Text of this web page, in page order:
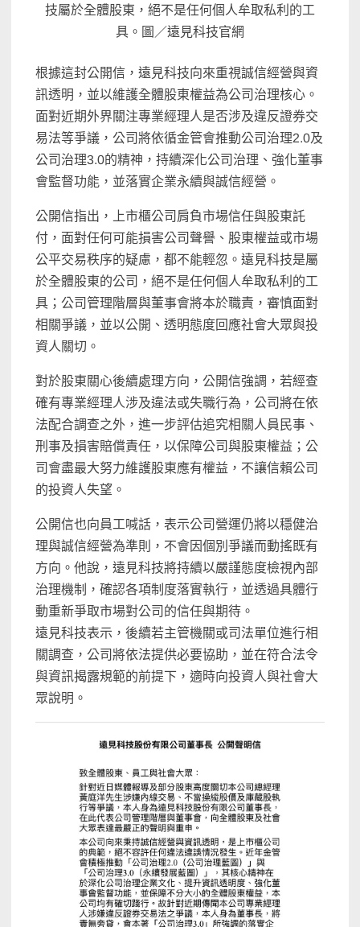
技屬於全體股東，絕不是任何個人牟取私利的工
具。圖／遠見科技官網
根據這封公開信，遠見科技向來重視誠信經營與資
訊透明，並以維護全體股東權益為公司治理核心。
面對近期外界關注專業經理人是否涉及違反證券交
易法等爭議，公司將依循金管會推動公司治理2.0及
公司治理3.0的精神，持續深化公司治理、強化董事
會監督功能，並落實企業永續與誠信經營。
公開信指出，上市櫃公司肩負市場信任與股東託
付，面對任何可能損害公司聲譽、股東權益或市場
公平交易秩序的疑慮，都不能輕忽。遠見科技是屬
於全體股東的公司，絕不是任何個人牟取私利的工
具；公司管理階層與董事會將本於職責，審慎面對
相關爭議，並以公開、透明態度回應社會大眾與投
資人關切。
對於股東關心後續處理方向，公開信強調，若經查
確有專業經理人涉及違法或失職行為，公司將在依
法配合調查之外，進一步評估追究相關人員民事、
刑事及損害賠償責任，以保障公司與股東權益；公
司會盡最大努力維護股東應有權益，不讓信賴公司
的投資人失望。
公開信也向員工喊話，表示公司營運仍將以穩健治
理與誠信經營為準則，不會因個別爭議而動搖既有
方向。他說，遠見科技將持續以嚴謹態度檢視內部
治理機制，確認各項制度落實執行，並透過具體行
動重新爭取市場對公司的信任與期待。
遠見科技表示，後續若主管機關或司法單位進行相
關調查，公司將依法提供必要協助，並在符合法令
與資訊揭露規範的前提下，適時向投資人與社會大
眾說明。